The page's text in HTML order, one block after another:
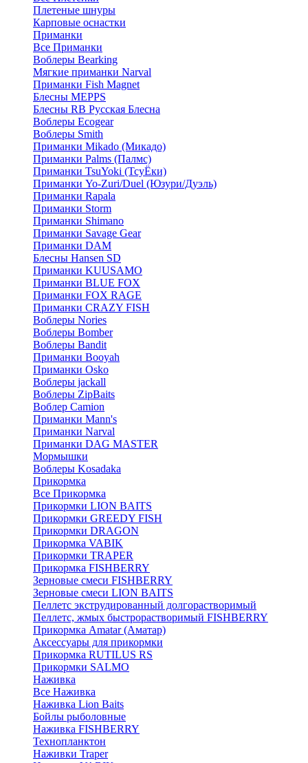
Плетеные шнуры
Карповые оснастки
Приманки
Все Приманки
Воблеры Bearking
Мягкие приманки Narval
Приманки Fish Magnet
Блесны MEPPS
Блесны RB Русская Блесна
Воблеры Ecogear
Воблеры Smith
Приманки Mikado (Микадо)
Приманки Palms (Палмс)
Приманки TsuYoki (ТсуЁки)
Приманки Yo-Zuri/Duel (Юзури/Дуэль)
Приманки Rapala
Приманки Storm
Приманки Shimano
Приманки Savage Gear
Приманки DAM
Блесны Hansen SD
Приманки KUUSAMO
Приманки BLUE FOX
Приманки FOX RAGE
Приманки CRAZY FISH
Воблеры Nories
Воблеры Bomber
Воблеры Bandit
Приманки Booyah
Приманки Osko
Воблеры jackall
Воблеры ZipBaits
Воблер Camion
Приманки Mann's
Приманки Narval
Приманки DAG MASTER
Мормышки
Воблеры Kosadaka
Прикормка
Все Прикормка
Прикормки LION BAITS
Прикормки GREEDY FISH
Прикормки DRAGON
Прикормка VABIK
Прикормки TRAPER
Прикормка FISHBERRY
Зерновые смеси FISHBERRY
Зерновые смеси LION BAITS
Пеллетс экструдированный долгорастворимый
Пеллетс, жмых быстрорастворимый FISHBERRY
Прикормка Amatar (Аматар)
Аксессуары для прикормки
Прикормка RUTILUS RS
Прикормки SALMO
Наживка
Все Наживка
Наживка Lion Baits
Бойлы рыболовные
Наживка FISHBERRY
Технопланктон
Наживки Traper